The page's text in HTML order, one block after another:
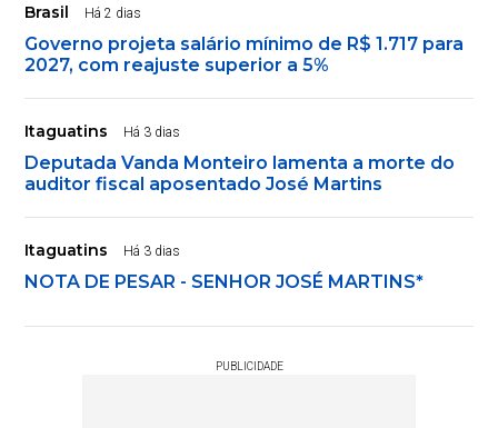
Brasil Há 2 dias
Governo projeta salário mínimo de R$ 1.717 para
2027, com reajuste superior a 5%
Itaguatins Há 3 dias
Deputada Vanda Monteiro lamenta a morte do
auditor fiscal aposentado José Martins
Itaguatins Há 3 dias
NOTA DE PESAR - SENHOR JOSÉ MARTINS*
PUBLICIDADE